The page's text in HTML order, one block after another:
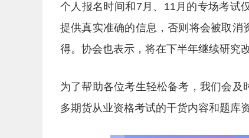
个人报名时间和7月、11月的专场考试
提供真实准确的信息，否则将会被取
得。协会也表示，将在下半年继续研究
为了帮助各位考生轻松备考，我们会
多期货从业资格考试的干货内容和题库